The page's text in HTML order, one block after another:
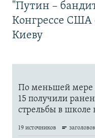
"Путин –
Конгрессе
Киеву